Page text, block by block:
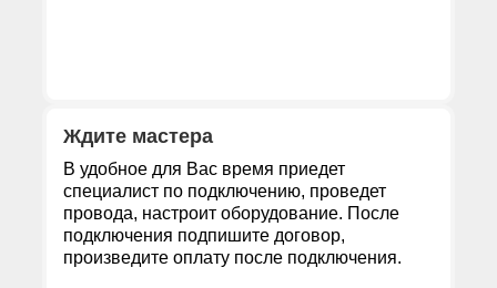
Ждите мастера
В удобное для Вас время приедет
специалист по подключению, проведет
провода, настроит оборудование. После
подключения подпишите договор,
произведите оплату после подключения.